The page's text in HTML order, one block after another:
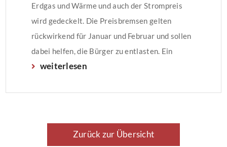
Erdgas und Wärme und auch der Strompreis
wird gedeckelt. Die Preisbremsen gelten
rückwirkend für Januar und Februar und sollen
dabei helfen, die Bürger zu entlasten. Ein
Überblick.
weiterlesen
Zurück zur Übersicht